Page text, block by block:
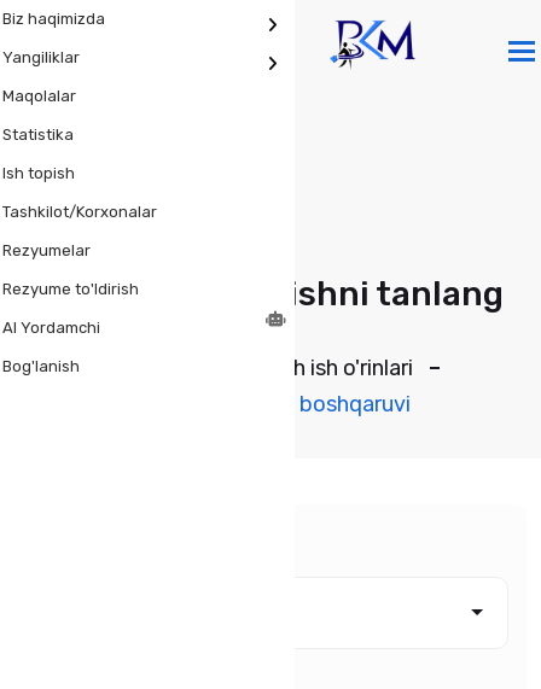
Biz haqimizda
Yangiliklar
Maqolalar
Statistika
Ish topish
Tashkilot/Korxonalar
Rezyumelar
Rezyume to'ldirish
AI Yordamchi
Bog'lanish
O'zingizga mos ishni tanlang
Bosh ish o'rinlari
Huquq va davlat boshqaruvi